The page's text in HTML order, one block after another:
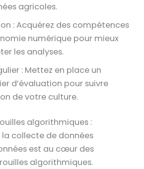
agricoles.
: Acquérez des compétences
numérique pour mieux
les analyses.
: Mettez en place un
d’évaluation pour suivre
de votre culture.
algorithmiques :
la collecte de données
est au cœur des
algorithmiques.